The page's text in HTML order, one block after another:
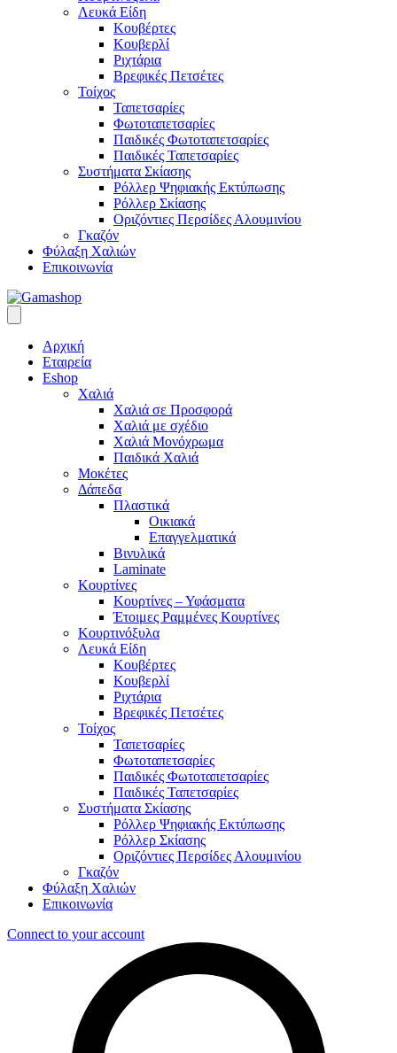
Λευκά Είδη
Κουβέρτες
Κουβερλί
Ριχτάρια
Βρεφικές Πετσέτες
Τοίχος
Ταπετσαρίες
Φωτοταπετσαρίες
Παιδικές Φωτοταπετσαρίες
Παιδικές Ταπετσαρίες
Συστήματα Σκίασης
Ρόλλερ Ψηφιακής Εκτύπωσης
Ρόλλερ Σκίασης
Οριζόντιες Περσίδες Αλουμινίου
Γκαζόν
Φύλαξη Χαλιών
Επικοινωνία
Αρχική
Εταιρεία
Eshop
Χαλιά
Χαλιά σε Προσφορά
Χαλιά με σχέδιο
Χαλιά Μονόχρωμα
Παιδικά Χαλιά
Μοκέτες
Δάπεδα
Πλαστικά
Οικιακά
Επαγγελματικά
Βινυλικά
Laminate
Κουρτίνες
Κουρτίνες – Υφάσματα
Έτοιμες Ραμμένες Κουρτίνες
Κουρτινόξυλα
Λευκά Είδη
Κουβέρτες
Κουβερλί
Ριχτάρια
Βρεφικές Πετσέτες
Τοίχος
Ταπετσαρίες
Φωτοταπετσαρίες
Παιδικές Φωτοταπετσαρίες
Παιδικές Ταπετσαρίες
Συστήματα Σκίασης
Ρόλλερ Ψηφιακής Εκτύπωσης
Ρόλλερ Σκίασης
Οριζόντιες Περσίδες Αλουμινίου
Γκαζόν
Φύλαξη Χαλιών
Επικοινωνία
Connect to your account